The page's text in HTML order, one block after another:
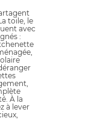
toile, le
avec
:
À la
à lever